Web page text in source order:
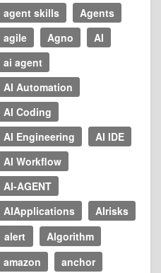
agent skills
Agents
agile
Agno
AI
ai agent
AI Automation
AI Coding
AI Engineering
AI IDE
AI Workflow
AI-AGENT
AIApplications
AIrisks
alert
Algorithm
amazon
anchor